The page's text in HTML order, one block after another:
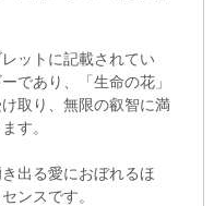
ットに記載されてい
であり、「生命の花」
取り、無限の叡智に満
す。
出る愛におぼれるほ
ンスです。